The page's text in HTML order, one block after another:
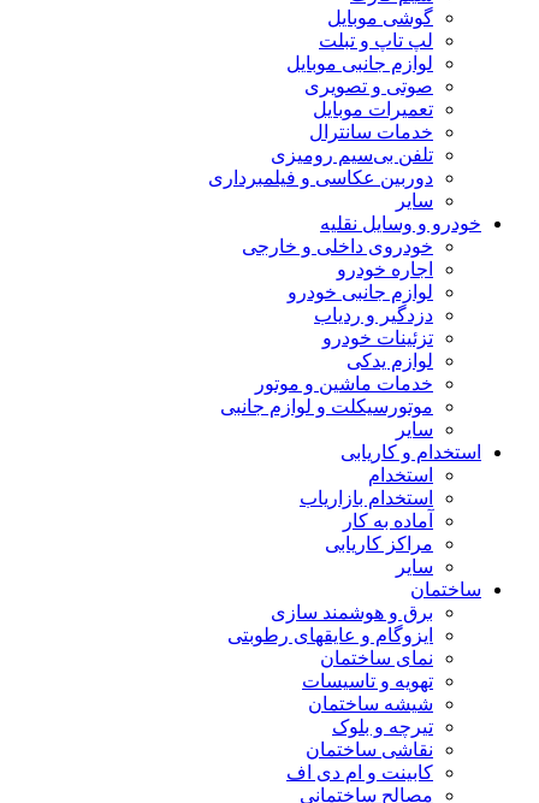
گوشی موبایل
لپ تاپ و تبلت
لوازم جانبی موبایل
صوتی و تصویری
تعمیرات موبایل
خدمات سانترال
تلفن بی‌سیم رومیزی
دوربین عکاسی و فیلمبرداری
سایر
خودرو و وسایل نقلیه
خودروی داخلی و خارجی
اجاره خودرو
لوازم جانبی خودرو
دزدگیر و ردیاب
تزئینات خودرو
لوازم یدکی
خدمات ماشین و موتور
موتورسیکلت و لوازم جانبی
سایر
استخدام و کاریابی
استخدام
استخدام بازاریاب
آماده به کار
مراکز کاریابی
سایر
ساختمان
برق و هوشمند سازی
ایزوگام و عایقهای رطوبتی
نمای ساختمان
تهویه و تاسیسات
شیشه ساختمان
تیرچه و بلوک
نقاشی ساختمان
کابینت و ام دی اف
مصالح ساختمانی